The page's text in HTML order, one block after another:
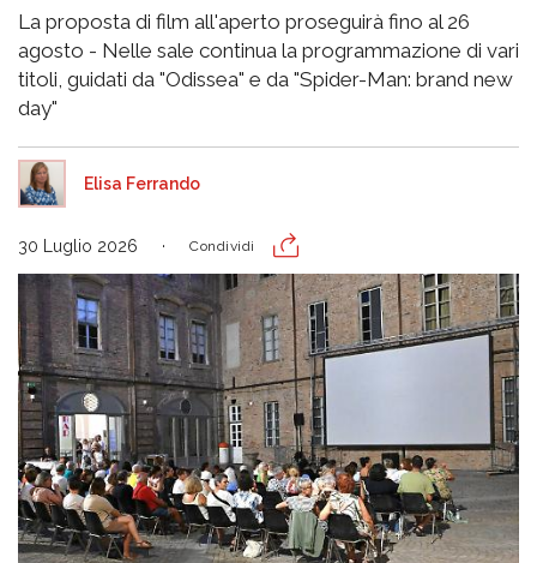
La proposta di film all'aperto proseguirà fino al 26
agosto - Nelle sale continua la programmazione di vari
titoli, guidati da "Odissea" e da "Spider-Man: brand new
day"
Elisa Ferrando
30 Luglio 2026 Condividi